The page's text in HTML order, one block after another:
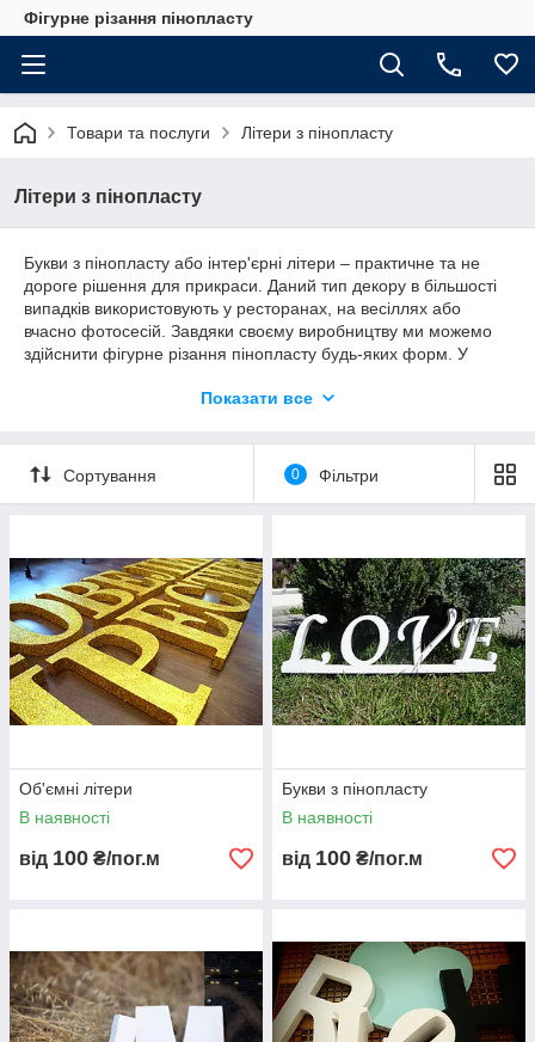
Фігурне різання пінопласту
Товари та послуги Літери з пінопласту
Літери з пінопласту
Букви з пінопласту або інтер'єрні літери – практичне та не
дороге рішення для прикраси. Даний тип декору в більшості
випадків використовують у ресторанах, на весіллях або
вчасно фотосесій. Завдяки своєму виробництву ми можемо
здійснити фігурне різання пінопласту будь-яких форм. У
пінопластових літер. І злегкістю можемо створити будь-яке
Літери з пінопласту будь-яких форм та розмірів
З радістю оформимо декор для проведення різноманітних
заходів
У нашій роботі ми використовуємо лише якісний матеріал!
Показати все
Сортування 0 Фільтри
Об'ємні літери
В наявності
від 100 ₴/пог.м
Букви з пінопласту
В наявності
від 100 ₴/пог.м